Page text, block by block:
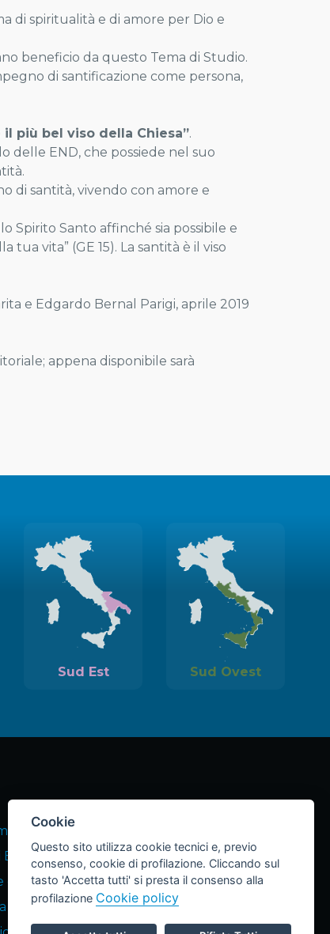
di spiritualità e di amore per Dio e
beneficio da questo Tema di Studio.
di santificazione come persona,
il più bel viso della Chiesa”.
delle END, che possiede nel suo
di santità, vivendo con amore e
Spirito Santo affinché sia possibile e
vita” (GE 15). La santità è il viso
e Edgardo Bernal Parigi, aprile 2019
appena disponibile sarà
Sud Est Sud Ovest
Equipiers
END Equipiers
dagli Equipiers
END
Cookie
Questo sito utilizza cookie tecnici e, previo
consenso, cookie di profilazione. Cliccando sul
tasto 'Accetta tutti' si presta il consenso alla
profilazione Cookie policy